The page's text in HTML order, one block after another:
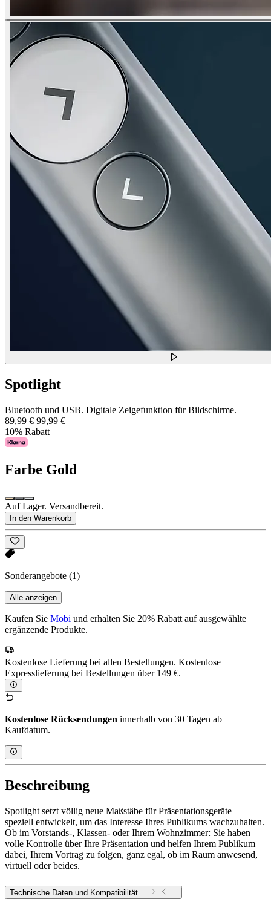
Spotlight
Bluetooth und USB. Digitale Zeigefunktion für Bildschirme.
89,99 € 99,99 €
10% Rabatt
Farbe Gold
Auf Lager. Versandbereit.
In den Warenkorb
Sonderangebote (1)
Alle anzeigen
Kaufen Sie Mobi und erhalten Sie 20% Rabatt auf ausgewählte
ergänzende Produkte.
Kostenlose Lieferung bei allen Bestellungen. Kostenlose
Expresslieferung bei Bestellungen über 149 €.
Kostenlose Rücksendungen innerhalb von 30 Tagen ab
Kaufdatum.
Beschreibung
Spotlight setzt völlig neue Maßstäbe für Präsentationsgeräte –
speziell entwickelt, um das Interesse Ihres Publikums wachzuhalten.
Ob im Vorstands-, Klassen- oder Ihrem Wohnzimmer: Sie haben
volle Kontrolle über Ihre Präsentation und helfen Ihrem Publikum
dabei, Ihrem Vortrag zu folgen, ganz egal, ob im Raum anwesend,
virtuell oder beides.
Technische Daten und Kompatibilität